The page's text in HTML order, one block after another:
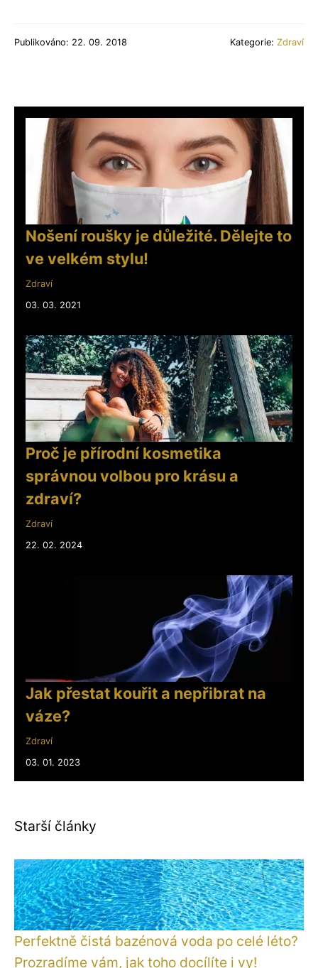
Publikováno: 22. 09. 2018 Kategorie: Zdraví
Nošení roušky je důležité. Dělejte to
ve velkém stylu!
Zdraví
03. 03. 2021
Proč je přírodní kosmetika
správnou volbou pro krásu a
zdraví?
Zdraví
22. 02. 2024
Jak přestat kouřit a nepřibrat na
váze?
Zdraví
03. 01. 2023
Starší články
Perfektně čistá bazénová voda po celé léto?
Prozradíme vám, jak toho docílíte i vy!